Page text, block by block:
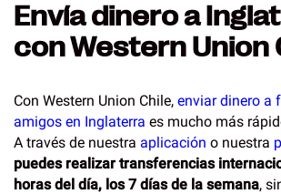
Envía dinero a
con Western Union
Con Western Union Chile, enviar dinero a
amigos en Inglaterra es mucho más
A través de nuestra aplicación o nuestra
puedes realizar transferencias
horas del día, los 7 días de la semana,